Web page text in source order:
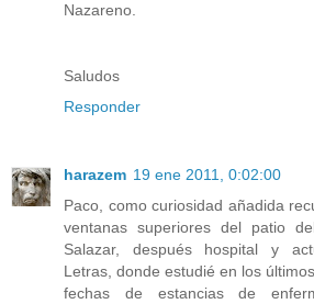
Nazareno.
Saludos
Responder
harazem 19 ene 2011, 0:02:00
Paco, como curiosidad añadida
ventanas superiores del patio
Salazar, después hospital y
Letras, donde estudié en los
fechas de estancias de